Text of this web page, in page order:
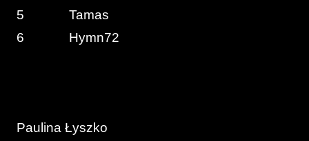
5 Tamas
6 Hymn72
Paulina Łyszko